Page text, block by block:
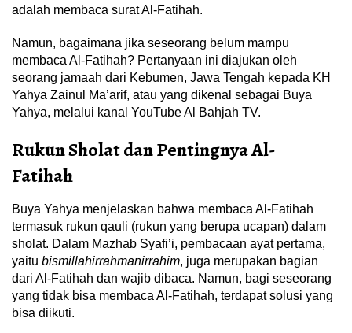
adalah membaca surat Al-Fatihah.
Namun, bagaimana jika seseorang belum mampu
membaca Al-Fatihah? Pertanyaan ini diajukan oleh
seorang jamaah dari Kebumen, Jawa Tengah kepada KH
Yahya Zainul Ma’arif, atau yang dikenal sebagai Buya
Yahya, melalui kanal YouTube Al Bahjah TV.
Rukun Sholat dan Pentingnya Al-
Fatihah
Buya Yahya menjelaskan bahwa membaca Al-Fatihah
termasuk rukun qauli (rukun yang berupa ucapan) dalam
sholat. Dalam Mazhab Syafi’i, pembacaan ayat pertama,
yaitu bismillahirrahmanirrahim, juga merupakan bagian
dari Al-Fatihah dan wajib dibaca. Namun, bagi seseorang
yang tidak bisa membaca Al-Fatihah, terdapat solusi yang
bisa diikuti.